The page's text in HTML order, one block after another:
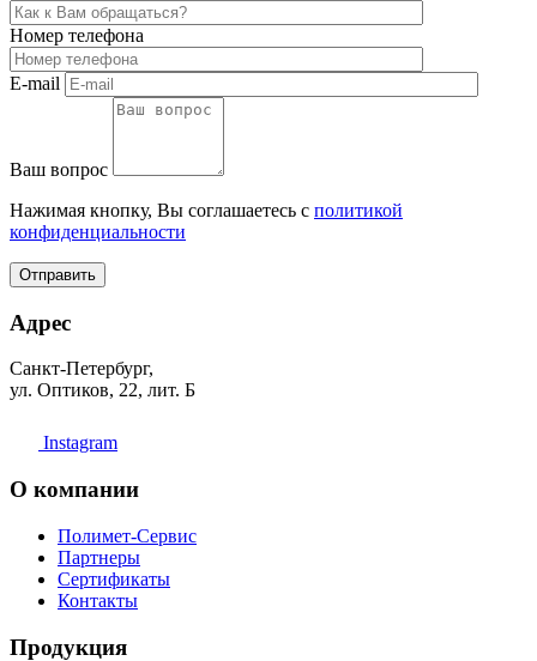
Номер телефона
E-mail
Ваш вопрос
Нажимая кнопку, Вы соглашаетесь с политикой
конфиденциальности
Отправить
Адрес
Санкт-Петербург,
ул. Оптиков, 22, лит. Б
Instagram
О компании
Полимет-Сервис
Партнеры
Сертификаты
Контакты
Продукция